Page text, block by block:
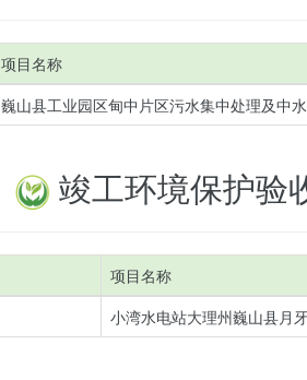
项目名称
巍山县工业园区甸中片区污水集中处理及中
竣工环境保护验
项目名称
小湾水电站大理州巍山县月